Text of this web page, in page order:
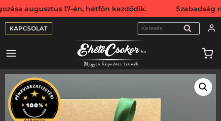
17-én, hétfőn kezdődik. Szabadság miatt
KAPCSOLAT KERESÉS